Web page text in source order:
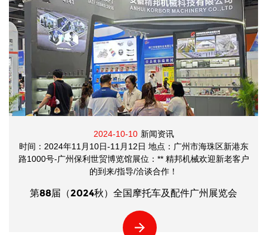
2024-10-10 新闻资讯
时间：2024年11月10日-11月12日 地点：广州市海珠区新港东
路1000号-广州保利世贸博览馆展位：** 精邦机械欢迎新老客户
的到来/指导/洽谈合作！
第88届（2024秋）全国摩托车及配件广州展览会